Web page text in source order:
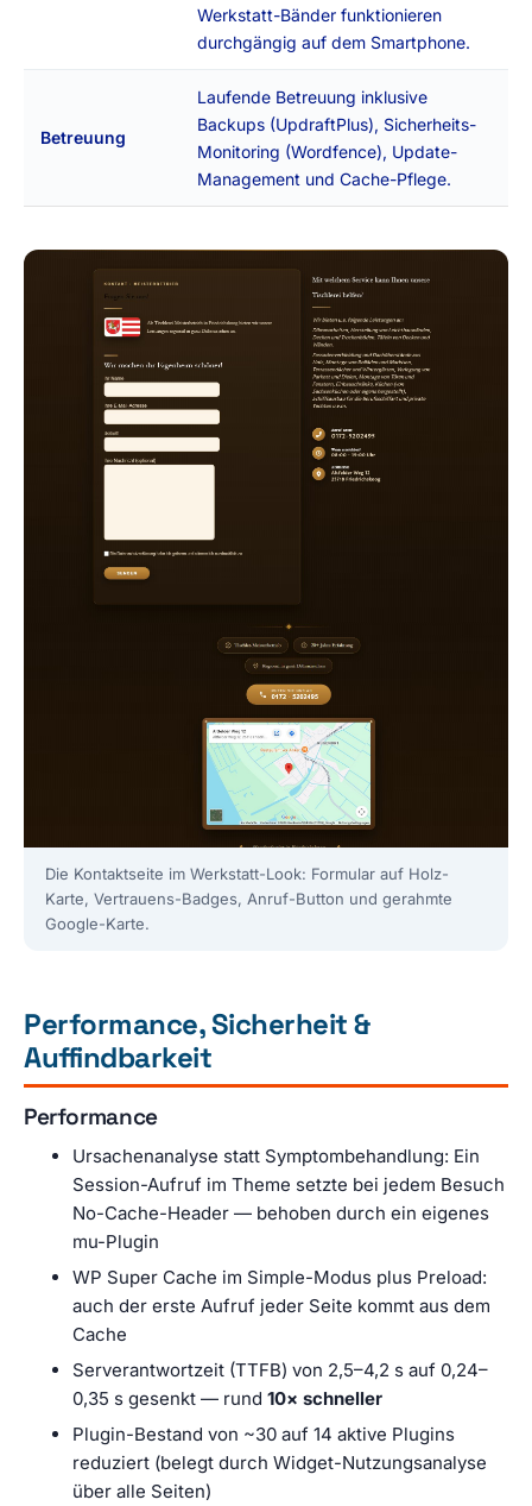
Werkstatt-Bänder funktionieren
durchgängig auf dem Smartphone.
Betreuung
Laufende Betreuung inklusive
Backups (UpdraftPlus), Sicherheits-
Monitoring (Wordfence), Update-
Management und Cache-Pflege.
Die Kontaktseite im Werkstatt-Look: Formular auf Holz-
Karte, Vertrauens-Badges, Anruf-Button und gerahmte
Google-Karte.
Performance, Sicherheit &
Auffindbarkeit
Performance
Ursachenanalyse statt Symptombehandlung: Ein
Session-Aufruf im Theme setzte bei jedem Besuch
No-Cache-Header — behoben durch ein eigenes
mu-Plugin
WP Super Cache im Simple-Modus plus Preload:
auch der erste Aufruf jeder Seite kommt aus dem
Cache
Serverantwortzeit (TTFB) von 2,5–4,2 s auf 0,24–
0,35 s gesenkt — rund 10× schneller
Plugin-Bestand von ~30 auf 14 aktive Plugins
reduziert (belegt durch Widget-Nutzungsanalyse
über alle Seiten)